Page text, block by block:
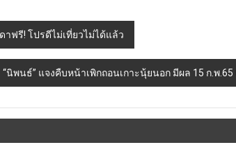
ฟรี! โปรดีไม่เที่ยวไม่ได้แล้ว
“นิพนธ์” แจงคืบหน้าเพิกถอนเกาะนุ้ยนอก มีผล 15 ก.พ.65